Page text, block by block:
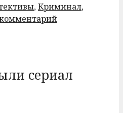
,Криминал,
сериал